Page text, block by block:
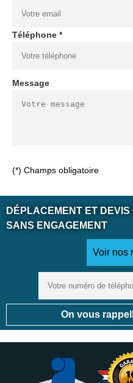
Téléphone *
Message
(*) Champs obligatoire
DÉPLACEMENT ET DEVIS
SANS ENGAGEMENT
Voir nos
On vous